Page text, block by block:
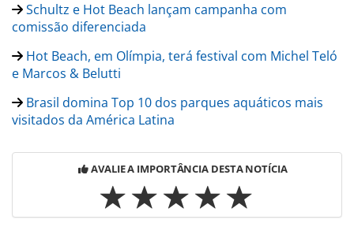
Schultz e Hot Beach lançam campanha com
comissão diferenciada
Hot Beach, em Olímpia, terá festival com Michel Teló
e Marcos & Belutti
Brasil domina Top 10 dos parques aquáticos mais
visitados da América Latina
AVALIE A IMPORTÂNCIA DESTA NOTÍCIA